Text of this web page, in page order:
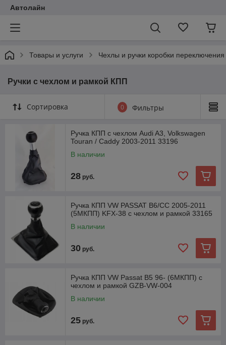
Автолайн
Товары и услуги Чехлы и ручки коробки
Ручки с чехлом и рамкой КПП
Сортировка 0 Фильтры
Ручка КПП с чехлом Audi A3, Volkswagen
Touran / Caddy 2003-2011 33196
В наличии
28 руб.
Ручка КПП VW PASSAT B6/CC 2005-2011
(5МКПП) KFX-38 с чехлом и рамкой 33165
В наличии
30 руб.
Ручка КПП VW Passat B5 96- (6МКПП) с
чехлом и рамкой GZB-VW-004
В наличии
25 руб.